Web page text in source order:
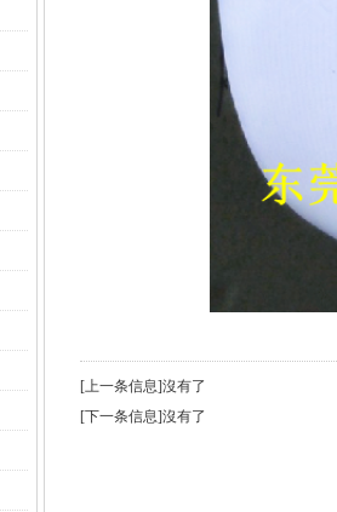
[上一条信息]沒有了
[下一条信息]沒有了